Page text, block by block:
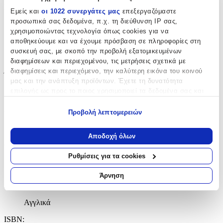
Εμείς και οι 1022 συνεργάτες μας επεξεργαζόμαστε
προσωπικά σας δεδομένα, π.χ. τη διεύθυνση IP σας,
χρησιμοποιώντας τεχνολογία όπως cookies για να
αποθηκεύουμε και να έχουμε πρόσβαση σε πληροφορίες στη
συσκευή σας, με σκοπό την προβολή εξατομικευμένων
διαφημίσεων και περιεχομένου, τις μετρήσεις σχετικά με
διαφημίσεις και περιεχόμενο, την καλύτερη εικόνα του κοινού
μας και την ανάπτυξη προϊόντων. Έχετε τη δυνατότητα
Να συλλέξουμε πληροφορίες σχετικά με τη γεωγραφική
σας τοποθεσία, οι οποίες μπορεί να είναι ακριβείς σε
απόσταση μερικών μέτρων
Να αναγνωρίσουμε τη συσκευή σας σαρώνοντας ενεργά
για συγκεκριμένα χαρακτηριστικά (δακτυλικό αποτύπωμα)
Μάθετε περισσότερα σχετικά με τον τρόπο επεξεργασίας των
στηνενότητα “Λεπτομέρειες”
Προβολή λεπτομερειών
Αποδοχή όλων
Ρυθμίσεις για τα cookies
Άρνηση
Συγγραφέας
Barbara Nadel
Εκδότης:
Headline Book Publishing
Έτος Έκδοσης:
Διαστάσεις:
2.2x12.8x19.7
Γλώσσα:
Αγγλικά
ISBN: